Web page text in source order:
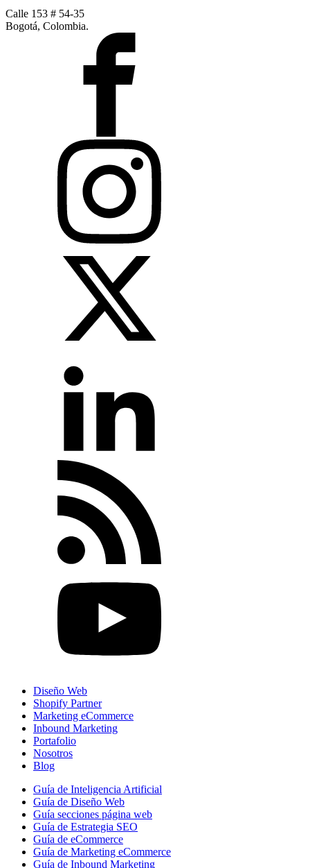
Calle 153 # 54-35
Bogotá, Colombia.
Diseño Web
Shopify Partner
Marketing eCommerce
Inbound Marketing
Portafolio
Nosotros
Blog
Guía de Inteligencia Artificial
Guía de Diseño Web
Guía secciones página web
Guía de Estrategia SEO
Guía de eCommerce
Guía de Marketing eCommerce
Guía de Inbound Marketing